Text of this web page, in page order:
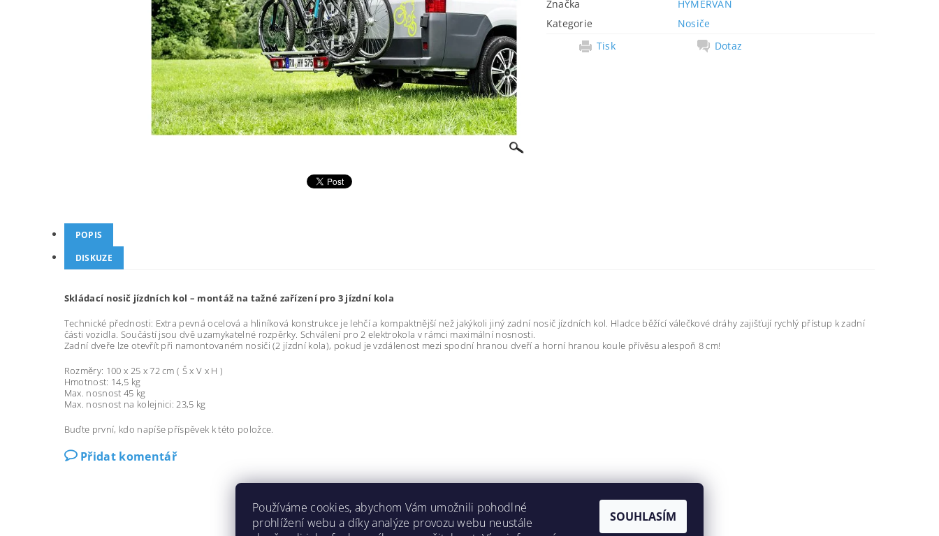
Značka
HYMERVAN
Kategorie
Nosiče
Tisk
Dotaz
POPIS
DISKUZE
Skládací nosič jízdních kol – montáž na tažné zařízení pro 3 jízdní kola
Technické přednosti: Extra pevná ocelová a hliníková konstrukce je lehčí a kompaktnější než jakýkoli jiný zadní nosič jízdních kol. Hladce běžící válečkové dráhy zajišťují rychlý přístup k zadní
části vozidla. Součástí jsou dvě uzamykatelné rozpěrky. Schválení pro 2 elektrokola v rámci maximální nosnosti.
Zadní dveře lze otevřít při namontovaném nosiči (2 jízdní kola), pokud je vzdálenost mezi spodní hranou dveří a horní hranou koule přívěsu alespoň 8 cm!
Rozměry: 100 x 25 x 72 cm ( Š x V x H )
Hmotnost: 14,5 kg
Max. nosnost 45 kg
Max. nosnost na kolejnici: 23,5 kg
Buďte první, kdo napíše příspěvek k této položce.
Přidat komentář
Používáme cookies, abychom Vám umožnili pohodlné
prohlížení webu a díky analýze provozu webu neustále
SOUHLASÍM